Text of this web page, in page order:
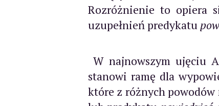
Rozróżnienie to opiera
uzupełnień predykatu
W najnowszym ujęciu
stanowi ramę dla
które z różnych